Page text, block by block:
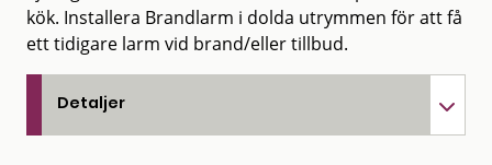
kök. Installera Brandlarm i dolda utrymmen för att få
ett tidigare larm vid brand/eller tillbud.
Detaljer